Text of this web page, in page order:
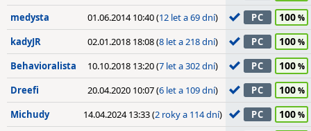
medysta 01.06.2014 10:40 (12 let a 69 dní) PC 100
kadyJR 02.01.2018 18:08 (8 let a 218 dní) PC 100
Behavioralista 10.10.2018 13:20 (7 let a 302 dní) PC 100
Dreefi 20.04.2020 10:07 (6 let a 109 dní) PC 100
Michudy 14.04.2024 13:33 (2 roky a 114 dní) PC 100